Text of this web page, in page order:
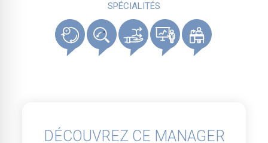
SPÉCIALITÉS
DÉCOUVREZ CE MANAGER